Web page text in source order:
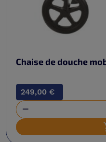
Chaise de douche
249,00 €
